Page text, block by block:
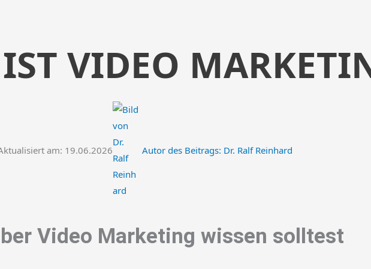
VIDEO
am: 19.06.2026 Autor des Beitrags: Dr. Ralf Reinhard
Video Marketing wissen solltest